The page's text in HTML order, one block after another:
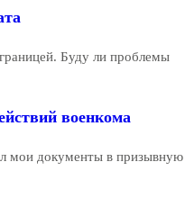
Буду ли проблемы
военкома
мои документы в призывную